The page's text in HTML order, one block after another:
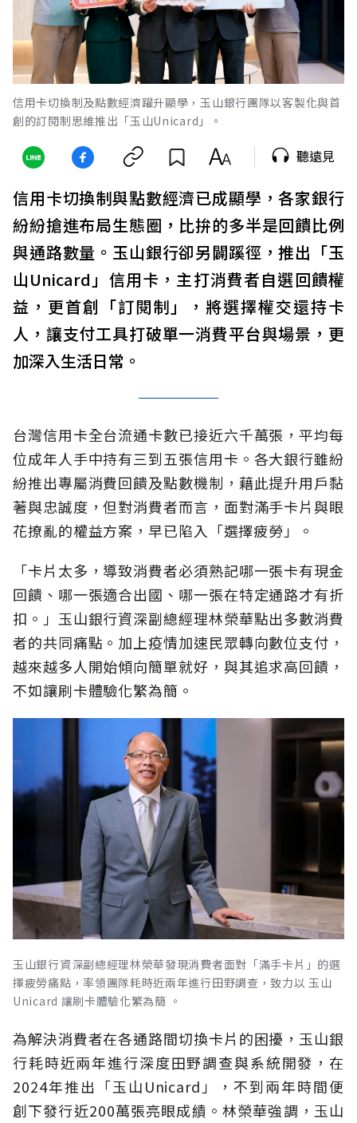
信用卡切換制及點數經濟躍升顯學，玉山銀行團隊以客製化與首
創的訂閱制思維推出「玉山Unicard」。
聽遠見
信用卡切換制與點數經濟已成顯學，各家銀行
紛紛搶進布局生態圈，比拚的多半是回饋比例
與通路數量。玉山銀行卻另闢蹊徑，推出「玉
山Unicard」信用卡，主打消費者自選回饋權
益，更首創「訂閱制」，將選擇權交還持卡
人，讓支付工具打破單一消費平台與場景，更
加深入生活日常。
台灣信用卡全台流通卡數已接近六千萬張，平均每
位成年人手中持有三到五張信用卡。各大銀行雖紛
紛推出專屬消費回饋及點數機制，藉此提升用戶黏
著與忠誠度，但對消費者而言，面對滿手卡片與眼
花撩亂的權益方案，早已陷入「選擇疲勞」。
「卡片太多，導致消費者必須熟記哪一張卡有現金
回饋、哪一張適合出國、哪一張在特定通路才有折
扣。」玉山銀行資深副總經理林榮華點出多數消費
者的共同痛點。加上疫情加速民眾轉向數位支付，
越來越多人開始傾向簡單就好，與其追求高回饋，
不如讓刷卡體驗化繁為簡。
玉山銀行資深副總經理林榮華發現消費者面對「滿手卡片」的選
擇疲勞痛點，率領團隊耗時近兩年進行田野調查，致力以 玉山
Unicard 讓刷卡體驗化繁為簡 。
為解決消費者在各通路間切換卡片的困擾，玉山銀
行耗時近兩年進行深度田野調查與系統開發，在
2024年推出「玉山Unicard」，不到兩年時間便
創下發行近200萬張亮眼成績。林榮華強調，玉山